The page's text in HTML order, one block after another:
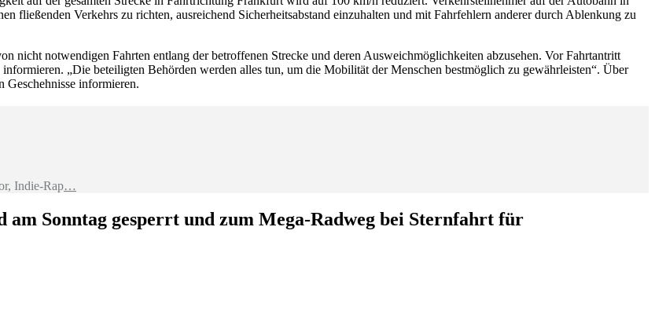
fließenden Verkehrs zu richten, ausreichend Sicherheitsabstand einzuhalten und mit Fahrfehlern anderer durch Ablenkung zu
nicht notwendigen Fahrten entlang der betroffenen Strecke und deren Ausweichmöglichkeiten abzusehen. Vor Fahrtantritt
„Die beteiligten Behörden werden alles tun, um die Mobilität der Menschen bestmöglich zu gewährleisten“. Über
informieren.
Indie-Rap…
Sonntag gesperrt und zum Mega-Radweg bei Sternfahrt für